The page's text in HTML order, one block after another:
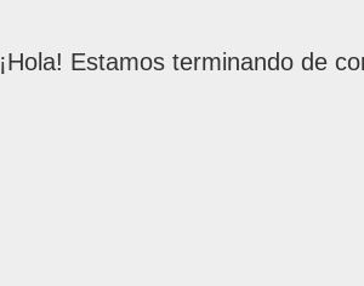
¡Hola! Estamos terminando de